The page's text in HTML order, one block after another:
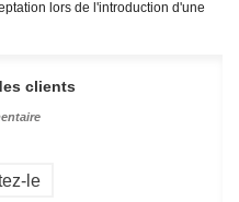
lors de l'introduction d'une
clients
le